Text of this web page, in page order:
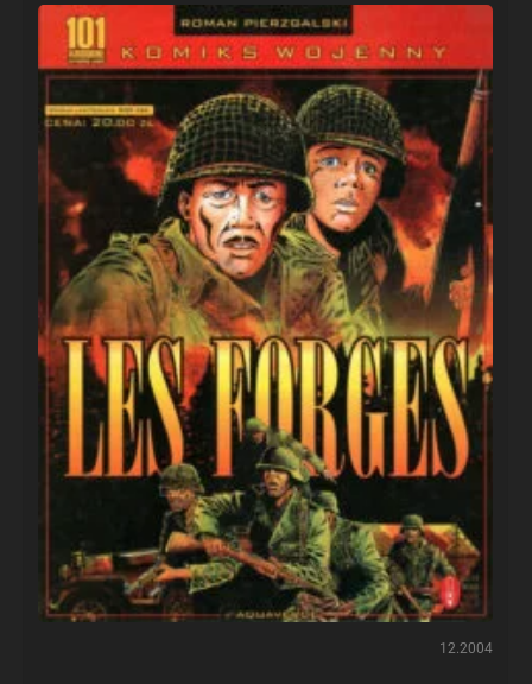
12.2004